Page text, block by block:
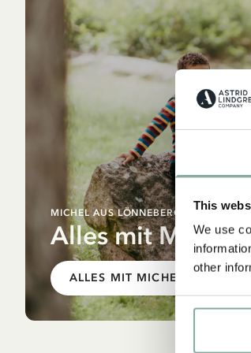
This
We use
other
MICHEL AUS LÖNNEBERGA
Alles mit Michel
ALLES MIT MICHEL